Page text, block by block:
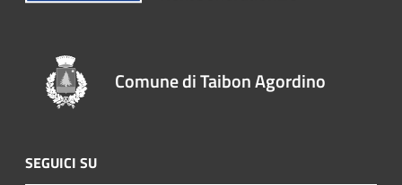
Comune di Taibon Agordino
SEGUICI SU